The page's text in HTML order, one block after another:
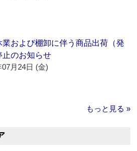
業および棚卸に伴う商品出荷（発
止のお知らせ
07月24日 (金)
もっと見る »